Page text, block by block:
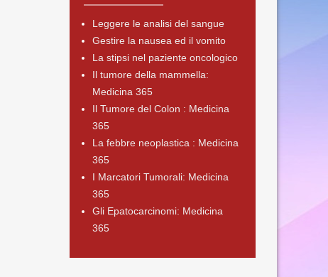
Leggere le analisi del sangue
Gestire la nausea ed il vomito
La stipsi nel paziente oncologico
Il tumore della mammella:
Medicina 365
Il Tumore del Colon : Medicina
365
La febbre neoplastica : Medicina
365
I Marcatori Tumorali: Medicina
365
Gli Epatocarcinomi: Medicina
365